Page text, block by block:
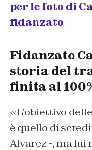
per le foto di
fidanzato
Fidanzato
storia del
finita al
«L’obiettivo
è quello di
Alvarez -, ma lui